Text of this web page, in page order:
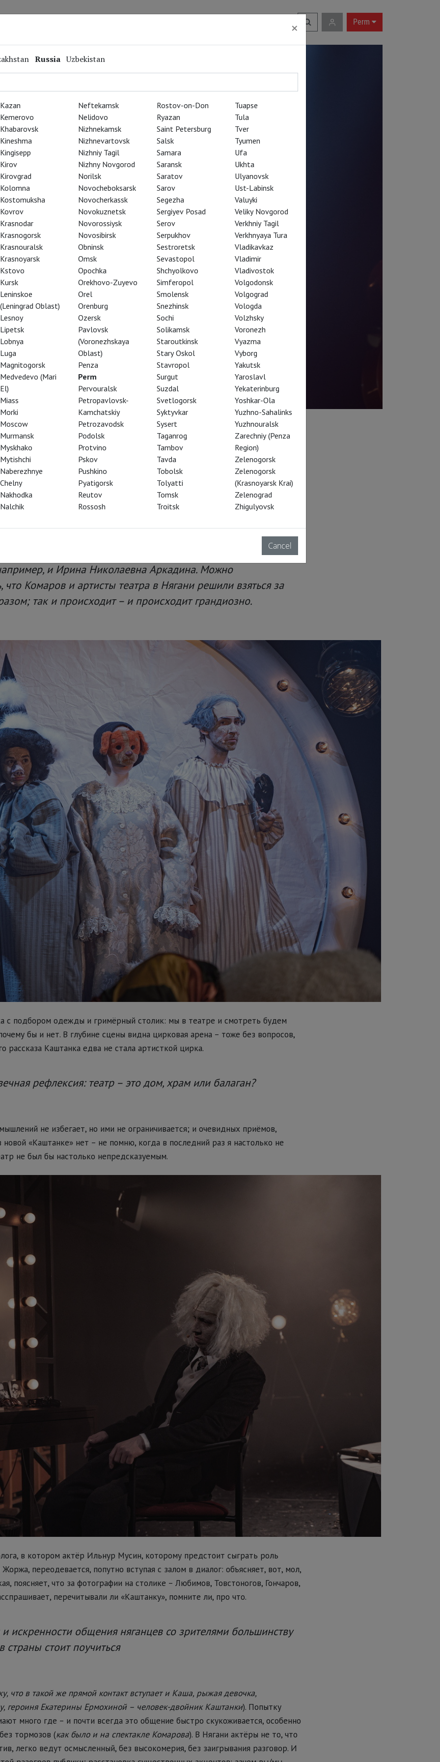
Perm
в Няганском ТЮЗе;
детские хрестоматии рассказа
в театральный космос
есть спойлер: среди действующих лиц не только персонажи
и Ирина Николаевна Аркадина. Можно
что Комаров и артисты театра в Нягани решили взяться за
так и происходит – и происходит грандиозно.
с подбором одежды и гримёрный столик: мы в театре и смотреть будем
бы и нет. В глубине сцены видна цирковая арена – тоже без вопросов,
рассказа Каштанка едва не стала артисткой цирка.
рефлексия: театр – это дом, храм или балаган?
не избегает, но ими не ограничивается; и очевидных приёмов,
новой «Каштанке» нет – не помню, когда в последний раз я настолько не
не был бы настолько непредсказуемым.
в котором актёр Ильнур Мусин, которому предстоит сыграть роль
переодевается, попутно вступая с залом в диалог: объясняет, вот, мол,
поясняет, что за фотографии на столике – Любимов, Товстоногов, Гончаров,
перечитывали ли «Каштанку», помните ли, про что.
искренности общения няганцев со зрителями большинству
страны стоит поучиться
что в такой же прямой контакт вступает и Каша, рыжая девочка,
героиня Екатерины Ермохиной – человек-двойник Каштанки). Попытку
много где – и почти всегда это общение быстро скукоживается, особенно
тормозов (как было и на спектакле Комарова). В Нягани актёры не то, что
легко ведут осмысленный, без высокомерия, без заигрывания разговор. И
×
Russia Uzbekistan
Kazan
Kemerovo
Khabarovsk
Kineshma
Kingisepp
Kirov
Kirovgrad
Kolomna
Kostomuksha
Kovrov
Krasnodar
Krasnogorsk
Krasnouralsk
Krasnoyarsk
Kstovo
Kursk
Leninskoe
(Leningrad Oblast)
Lesnoy
Lipetsk
Lobnya
Luga
Magnitogorsk
Medvedevo (Mari
El)
Miass
Morki
Moscow
Murmansk
Myskhako
Mytishchi
Naberezhnye
Chelny
Nakhodka
Nalchik
Neftekamsk
Nelidovo
Nizhnekamsk
Nizhnevartovsk
Nizhniy Tagil
Nizhny Novgorod
Norilsk
Novocheboksarsk
Novocherkassk
Novokuznetsk
Novorossiysk
Novosibirsk
Obninsk
Omsk
Opochka
Orekhovo-Zuyevo
Orel
Orenburg
Ozersk
Pavlovsk
(Voronezhskaya
Oblast)
Penza
Perm
Pervouralsk
Petropavlovsk-
Kamchatskiy
Petrozavodsk
Podolsk
Protvino
Pskov
Pushkino
Pyatigorsk
Reutov
Rossosh
Rostov-on-Don
Ryazan
Saint Petersburg
Salsk
Samara
Saransk
Saratov
Sarov
Segezha
Sergiyev Posad
Serov
Serpukhov
Sestroretsk
Sevastopol
Shchyolkovo
Simferopol
Smolensk
Snezhinsk
Sochi
Solikamsk
Staroutkinsk
Stary Oskol
Stavropol
Surgut
Suzdal
Svetlogorsk
Syktyvkar
Sysert
Taganrog
Tambov
Tavda
Tobolsk
Tolyatti
Tomsk
Troitsk
Tuapse
Tula
Tver
Tyumen
Ufa
Ukhta
Ulyanovsk
Ust-Labinsk
Valuyki
Veliky Novgorod
Verkhniy Tagil
Verkhnyaya Tura
Vladikavkaz
Vladimir
Vladivostok
Volgodonsk
Volgograd
Vologda
Volzhsky
Voronezh
Vyazma
Vyborg
Yakutsk
Yaroslavl
Yekaterinburg
Yoshkar-Ola
Yuzhno-Sahalinks
Yuzhnouralsk
Zarechniy (Penza
Region)
Zelenogorsk
Zelenogorsk
(Krasnoyarsk Krai)
Zelenograd
Zhigulyovsk
Cancel